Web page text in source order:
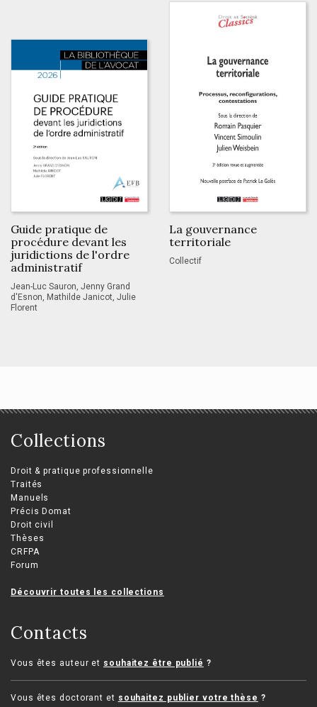
Guide pratique de
procédure devant les
juridictions de l'ordre
administratif
Jean-Luc Sauron, Jenny Grand
d'Esnon, Mathilde Janicot, Julie
Florent
La gouvernance
territoriale
Collectif
Collections
Droit & pratique professionnelle
Traités
Manuels
Précis Domat
Droit civil
Thèses
CRFPA
Forum
Découvrir toutes les collections
Contacts
Vous êtes auteur et souhaitez être publié ?
Vous êtes doctorant et souhaitez publier votre thèse ?